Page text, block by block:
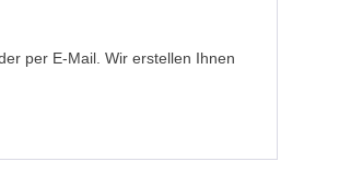
per E-Mail. Wir erstellen Ihnen